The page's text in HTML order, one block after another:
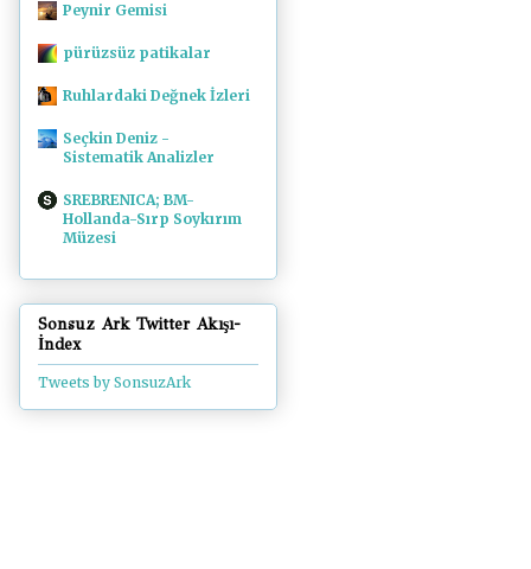
Peynir Gemisi
pürüzsüz patikalar
Ruhlardaki Değnek İzleri
Seçkin Deniz -
Sistematik Analizler
SREBRENICA; BM-
Hollanda-Sırp Soykırım
Müzesi
Sonsuz Ark Twitter Akışı-
İndex
Tweets by SonsuzArk